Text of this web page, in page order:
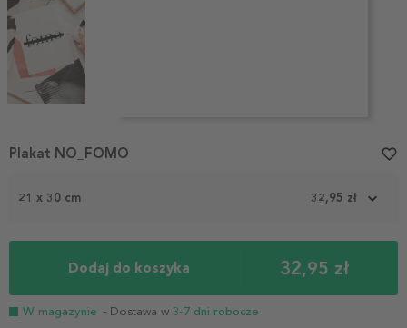
1
21 x 30 cm 32,95 zł
Dodaj do koszyka 32,95 zł
W magazynie - Dostawa w 3-7 dni robocze
Plakat NO_FOMO favorite_border